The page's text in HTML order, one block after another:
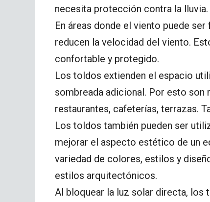
necesita protección contra la lluvia.
En áreas donde el viento puede
reducen la velocidad del viento.
confortable y protegido.
Los toldos extienden el espacio
sombreada adicional. Por esto
restaurantes, cafeterías, terrazas.
Los toldos también pueden ser
mejorar el aspecto estético de un
variedad de colores, estilos y
estilos arquitectónicos.
Al bloquear la luz solar directa, los